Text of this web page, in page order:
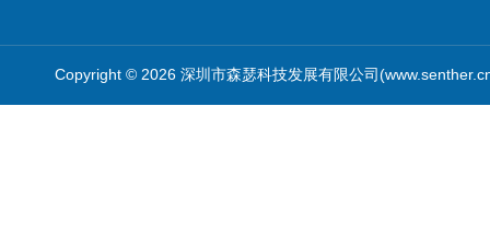
Copyright © 2026 深圳市森瑟科技发展有限公司